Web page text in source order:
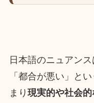
日本語のニュアン
「都合が悪い」と
まり 現実的や社会